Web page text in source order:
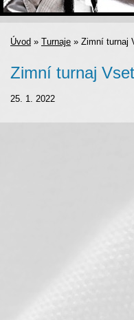
Úvod » Turnaje » Zimní turnaj
Zimní turnaj
25. 1. 2022